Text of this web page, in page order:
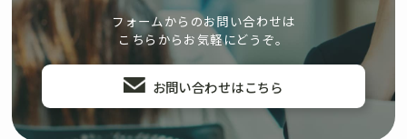
フォームからのお問い合わせは
こちらからお気軽にどうぞ。
お問い合わせはこちら